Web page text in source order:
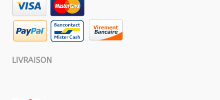
LIVRAISON